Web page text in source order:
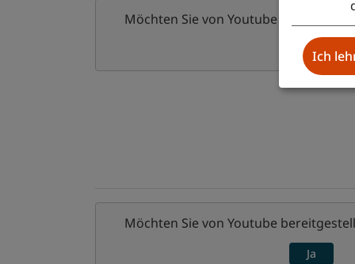
Möchten Sie von Youtube
Ja
Möchten Sie von Youtube
Ja
Ich